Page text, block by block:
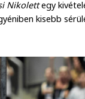
Nikolettegy
kisebb